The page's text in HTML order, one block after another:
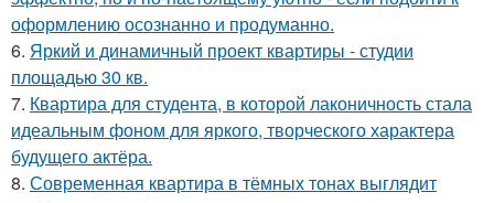
оформлению осознанно и продуманно.
6. Яркий и динамичный проект квартиры - студии
площадью 30 кв.
7. Квартира для студента, в которой лаконичность стала
идеальным фоном для яркого, творческого характера
будущего актёра.
8. Современная квартира в тёмных тонах выглядит